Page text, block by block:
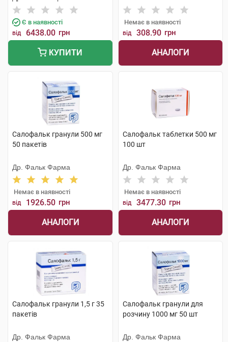
Є в наявності
від 6438.00 грн
КУПИТИ
Немає в наявності
від 308.90 грн
АНАЛОГИ
Салофальк гранули 500 мг
50 пакетів
Др. Фальк Фарма
Немає в наявності
від 1926.50 грн
АНАЛОГИ
Салофальк таблетки 500 мг
100 шт
Др. Фальк Фарма
Немає в наявності
від 3477.30 грн
АНАЛОГИ
Салофальк гранули 1,5 г 35
пакетів
Др. Фальк Фарма
Салофальк гранули для
розчину 1000 мг 50 шт
Др. Фальк Фарма